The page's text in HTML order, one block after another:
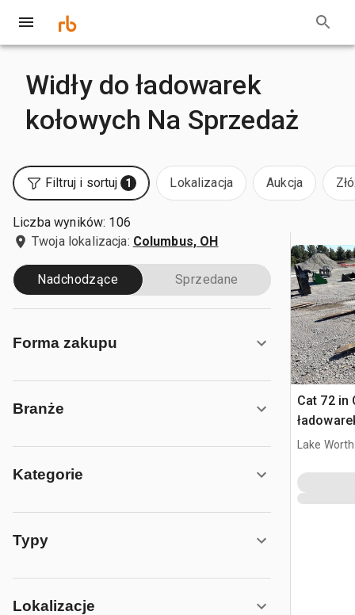
Widły do ładowarek
kołowych Na Sprzedaż
Filtruj i sortuj 1 Lokalizacja Aukcja
Liczba wyników: 106
Twoja lokalizacja: Columbus, OH
Nadchodzące Sprzedane
Forma zakupu
Branże
Kategorie
Typy
Lokalizacje
Cat 72 in
Cat 838M
Lake